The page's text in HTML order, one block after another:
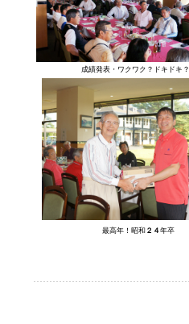
成績発表・ワクワク？ドキドキ？
最高年！昭和２４年卒